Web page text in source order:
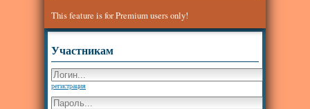
This feature is for Premium users only!
Участникам
регистрация